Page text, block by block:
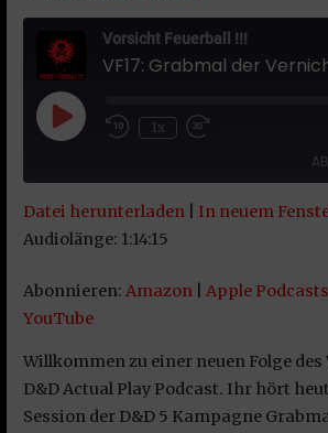
Vorsicht Feuerball !!!
Play Episode1x
Amazon
YouTube
TEILEN
EMBED
Datei herunterladen| In neuem
Audiolänge: 1:14:15
Abonnieren: Amazon| Apple Podcasts
YouTube
Willkommen zu einer neuen Folge
D&D Actual Play Podcast. Ihr hört
Session der D&D 5 Kampagne